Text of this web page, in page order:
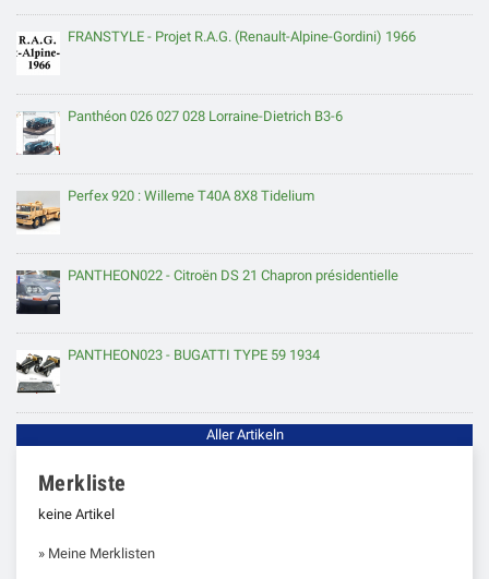
FRANSTYLE - Projet R.A.G. (Renault-Alpine-Gordini) 1966
Panthéon 026 027 028 Lorraine-Dietrich B3-6
Perfex 920 : Willeme T40A 8X8 Tidelium
PANTHEON022 - Citroën DS 21 Chapron présidentielle
PANTHEON023 - BUGATTI TYPE 59 1934
Aller Artikeln
Merkliste
keine Artikel
» Meine Merklisten